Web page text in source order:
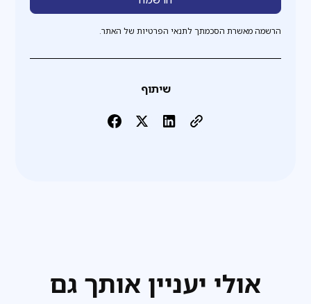
הרשמה מאשרת הסכמתך לתנאי הפרטיות של האתר.
שיתוף
אולי יעניין אותך גם